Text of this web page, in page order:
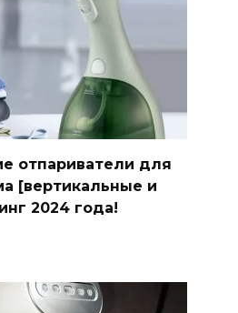
отпариватели для
[вертикальные и
2024 года!